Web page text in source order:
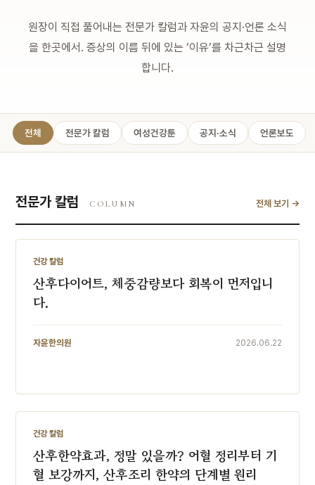
원장이 직접 풀어내는 전문가 칼럼과 자윤의 공지·언론 소식
을 한곳에서. 증상의 이름 뒤에 있는 ‘이유’를 차근차근 설명
합니다.
전체 전문가 칼럼 여성건강툰 공지·소식 언론보도
전문가 칼럼 COLUMN 전체 보기 →
전문가 칼럼
건강 칼럼
산후다이어트, 체중감량보다 회복이 먼저입니
다.
자윤한의원 2026.06.22
전문가 칼럼
건강 칼럼
산후한약효과, 정말 있을까? 어혈 정리부터 기
혈 보강까지, 산후조리 한약의 단계별 원리